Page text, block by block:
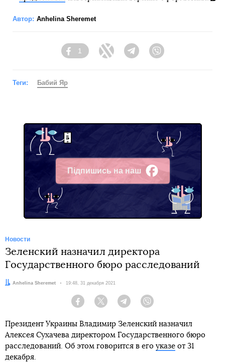
Автор: Anhelina Sheremet
Facebook
1
Twitter Telegram
Теги: Бабий Яр
Підпишись на наш
Facebook
Новости
Зеленский назначил директора
Государственного бюро расследований
Автор:
Anhelina Sheremet Дата:
19:48, 31 декабря 2021
Facebook Twitter Telegram
Президент Украины Владимир Зеленский назначил
Алексея Сухачева директором Государственного бюро
расследований. Об этом говорится в его указе от 31
декабря.